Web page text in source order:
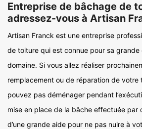
Entreprise de bâchage de
adressez-vous à Artisan
Artisan Franck est une entreprise
de toiture qui est connue pour sa grande
domaine. Si vous allez réaliser
remplacement ou de réparation de votre
pouvez pas déménager pendant
mise en place de la bâche effectuée par
d’une grande aide pour ne pas nuire à